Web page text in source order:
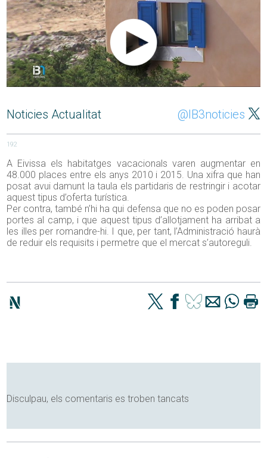
Noticies Actualitat @IB3noticies
192
A Eivissa els habitatges vacacionals varen augmentar en
48.000 places entre els anys 2010 i 2015. Una xifra que han
posat avui damunt la taula els partidaris de restringir i acotar
aquest tipus d’oferta turística.
Per contra, també n’hi ha qui defensa que no es poden posar
portes al camp, i que aquest tipus d’allotjament ha arribat a
les illes per romandre-hi. I que, per tant, l’Administració haurà
de reduir els requisits i permetre que el mercat s’autoreguli.
Disculpau, els comentaris es troben tancats